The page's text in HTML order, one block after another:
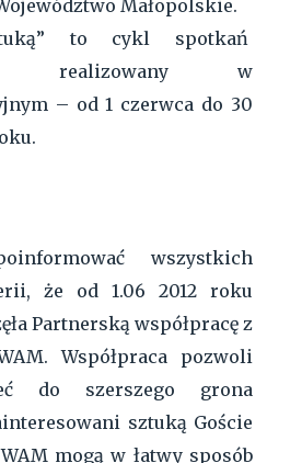
Małopolskie.
to cykl spotkań
realizowany w
– od 1 czerwca do 30
wszystkich
że od 1.06 2012 roku
Partnerską współpracę z
Współpraca pozwoli
do szerszego grona
sztuką Goście
mogą w łatwy sposób